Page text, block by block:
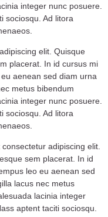
integer nunc posuere.
sociosqu. Ad litora
elit. Quisque
placerat. In id cursus mi
aenean sed diam urna
metus bibendum
integer nunc posuere.
sociosqu. Ad litora
adipiscing elit.
sem placerat. In id
leo eu aenean sed
lacus nec metus
lacinia integer
aptent taciti sociosqu.